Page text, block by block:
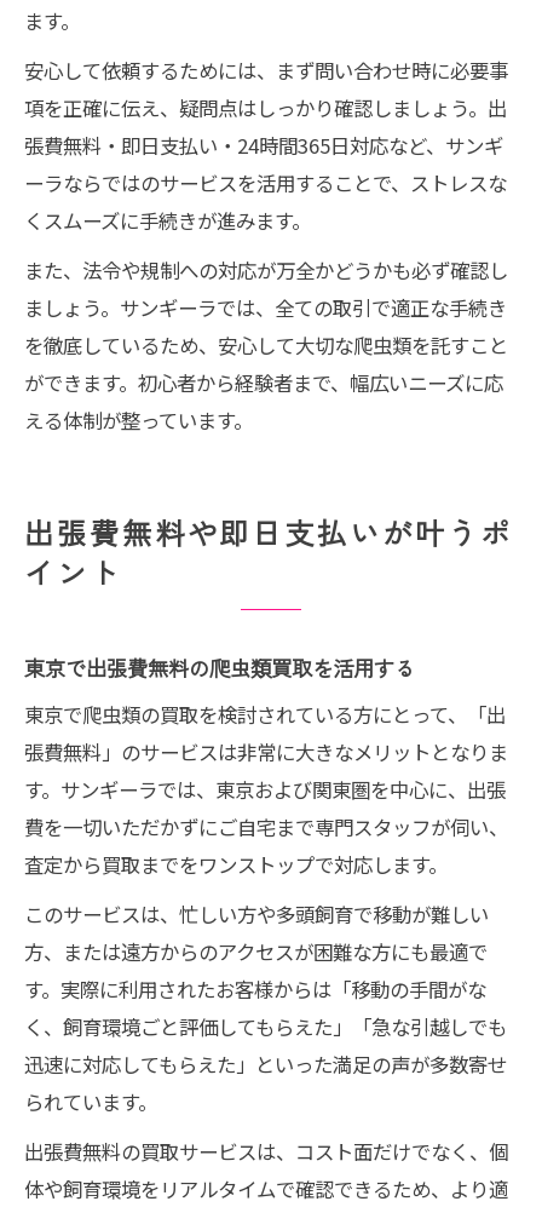
ます。
安心して依頼するためには、まず問い合わせ時に必要事
項を正確に伝え、疑問点はしっかり確認しましょう。出
張費無料・即日支払い・24時間365日対応など、サンギ
ーラならではのサービスを活用することで、ストレスな
くスムーズに手続きが進みます。
また、法令や規制への対応が万全かどうかも必ず確認し
ましょう。サンギーラでは、全ての取引で適正な手続き
を徹底しているため、安心して大切な爬虫類を託すこと
ができます。初心者から経験者まで、幅広いニーズに応
える体制が整っています。
出張費無料や即日支払いが叶うポ
イント
東京で出張費無料の爬虫類買取を活用する
東京で爬虫類の買取を検討されている方にとって、「出
張費無料」のサービスは非常に大きなメリットとなりま
す。サンギーラでは、東京および関東圏を中心に、出張
費を一切いただかずにご自宅まで専門スタッフが伺い、
査定から買取までをワンストップで対応します。
このサービスは、忙しい方や多頭飼育で移動が難しい
方、または遠方からのアクセスが困難な方にも最適で
す。実際に利用されたお客様からは「移動の手間がな
く、飼育環境ごと評価してもらえた」「急な引越しでも
迅速に対応してもらえた」といった満足の声が多数寄せ
られています。
出張費無料の買取サービスは、コスト面だけでなく、個
体や飼育環境をリアルタイムで確認できるため、より適